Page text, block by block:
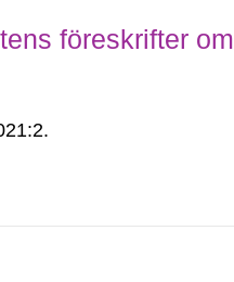
föreskrifter om